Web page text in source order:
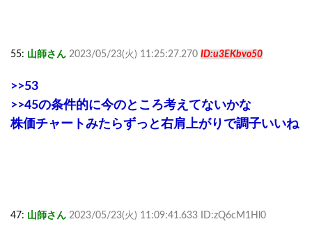
55: 山師さん 2023/05/23(火) 11:25:27.270 ID:u3EKbvo50
>>53
>>45の条件的に今のところ考えてないかな
株価チャートみたらずっと右肩上がりで調子いいね
47: 山師さん 2023/05/23(火) 11:09:41.633 ID:zQ6cM1Hl0